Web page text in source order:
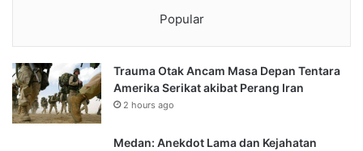
Popular
Trauma Otak Ancam Masa Depan Tentara
Amerika Serikat akibat Perang Iran
2 hours ago
Medan: Anekdot Lama dan Kejahatan